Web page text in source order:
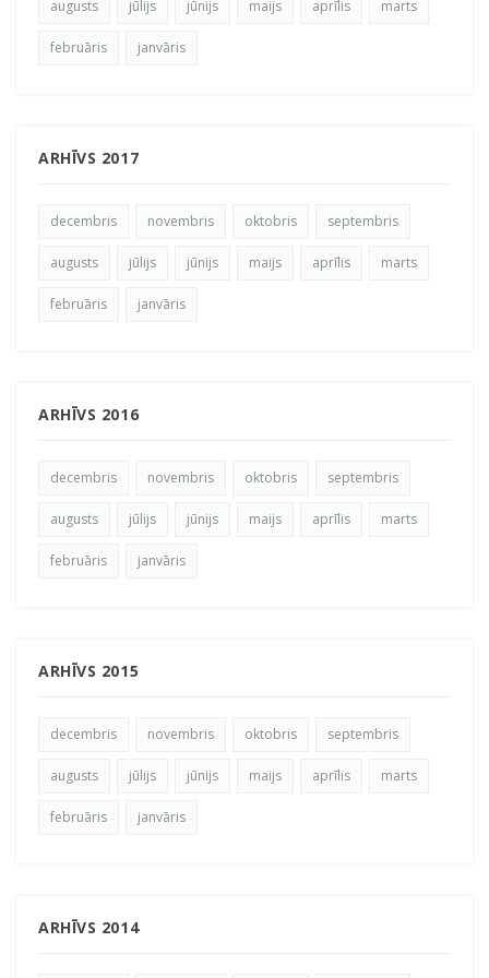
augusts jūlijs jūnijs maijs aprīlis marts
februāris janvāris
ARHĪVS 2017
decembris novembris oktobris septembris
augusts jūlijs jūnijs maijs aprīlis marts
februāris janvāris
ARHĪVS 2016
decembris novembris oktobris septembris
augusts jūlijs jūnijs maijs aprīlis marts
februāris janvāris
ARHĪVS 2015
decembris novembris oktobris septembris
augusts jūlijs jūnijs maijs aprīlis marts
februāris janvāris
ARHĪVS 2014